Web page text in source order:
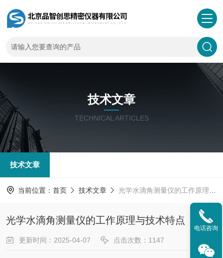
技术文章
TECHNICAL ARTICLES
技术文章
当前位置： 首页 技术文章 光学水滴角测量仪的工作原理与技术特点
光学水滴角测量仪的工作原理与技术特点
更新时间：2025-04-07 点击次数：1147
电话咨询